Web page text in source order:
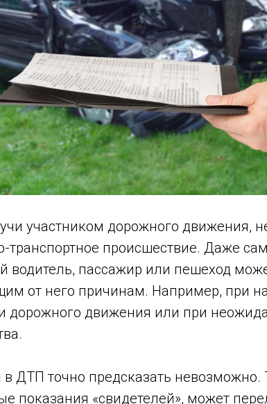
участником дорожного движения,
транспортное происшествие. Даже
водитель, пассажир или пешеход
от него причинам. Например, при
дорожного движения или при
в ДТП точно предсказать невозможно.
показания «свидетелей», может